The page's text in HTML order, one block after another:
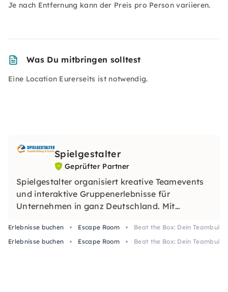
Je nach Entfernung kann der Preis pro Person variieren.
Was Du mitbringen solltest
Eine Location Eurerseits ist notwendig.
Spielgestalter
Geprüfter Partner
Spielgestalter organisiert kreative Teamevents
und interaktive Gruppenerlebnisse für
Unternehmen in ganz Deutschland. Mit
Challenges und viel Erfahrung entstehen
Events, die Teams verbinden und nachhaltig in
Erlebnisse buchen Escape Room
Beat the Box: Dein
Erlebnisse buchen
Escape Room Beat the Box: Dein